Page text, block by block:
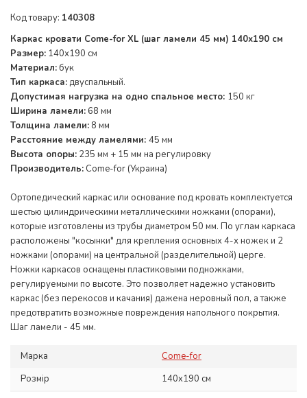
Код товару: 140308
Каркас кровати Come-for XL (шаг ламели 45 мм) 140х190 см
Размер: 140х190 см
Материал:бук
Тип каркаса:двуспальный.
Допустимая нагрузка на одно спальное место: 150 кг
Ширина ламели: 68 мм
Толщина ламели: 8 мм
Расстояние между ламелями: 45 мм
Высота опоры: 235 мм + 15 мм на регулировку
Производитель: Come-for (Украина)
Ортопедический каркас или основание под кровать комплектуется
шестью цилиндрическими металлическими ножками (опорами),
которые изготовлены из трубы диаметром 50 мм. По углам каркаса
расположены "косынки" для крепления основных 4-х ножек и 2
ножками (опорами) на центральной (разделительной) церге.
Ножки каркасов оснащены пластиковыми подножками,
регулируемыми по высоте. Это позволяет надежно установить
каркас (без перекосов и качания) дажена неровный пол, а также
предотвратить возможные повреждения напольного покрытия.
Шаг ламели - 45 мм.
Марка
Come-for
Розмір
140x190 см